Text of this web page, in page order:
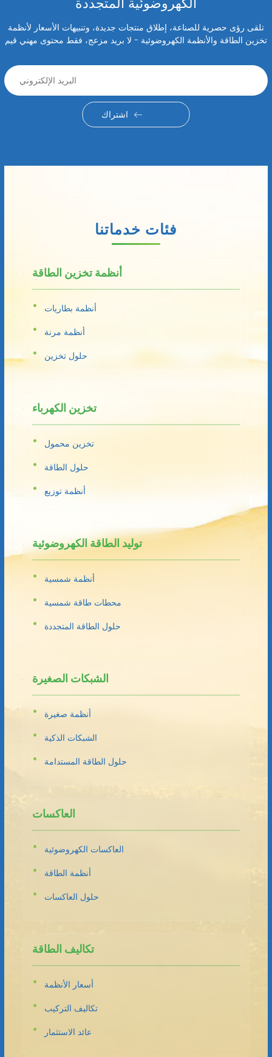
تلقى رؤى حصرية للصناعة، إطلاق منتجات جديدة، وتنبيهات الأسعار لأنظمة
تخزين الطاقة والأنظمة الكهروضوئية - لا بريد مزعج، فقط محتوى مهني قيم
اشتراك
فئات خدماتنا
أنظمة تخزين الطاقة
أنظمة بطاريات
أنظمة مرنة
حلول تخزين
تخزين الكهرباء
تخزين محمول
حلول الطاقة
أنظمة توزيع
توليد الطاقة الكهروضوئية
أنظمة شمسية
محطات طاقة شمسية
حلول الطاقة المتجددة
الشبكات الصغيرة
أنظمة صغيرة
الشبكات الذكية
حلول الطاقة المستدامة
العاكسات
العاكسات الكهروضوئية
أنظمة الطاقة
حلول العاكسات
تكاليف الطاقة
أسعار الأنظمة
تكاليف التركيب
عائد الاستثمار